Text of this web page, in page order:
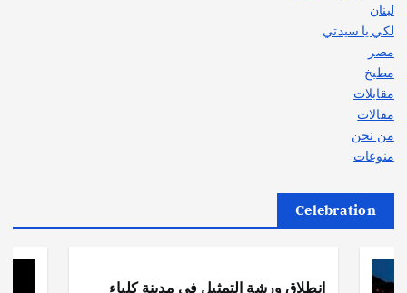
لبنان
لكي يا سيدتي
مصر
مطبخ
مقابلات
مقالات
من نحن
منوعات
Celebration
انطلاق ورشة التمثيل في مدينة كلباء